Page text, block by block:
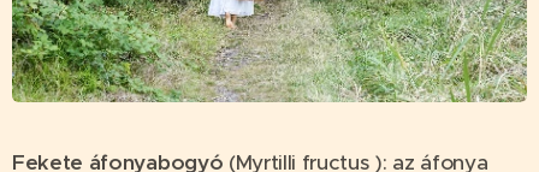
Fekete áfonyabogyó (Myrtilli fructus ): az áfonya